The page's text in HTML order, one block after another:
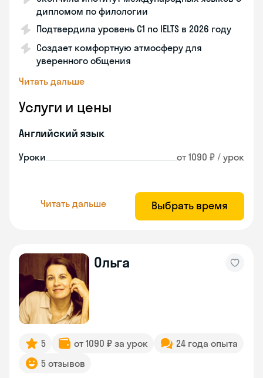
дипломом по филологии
Подтвердила уровень C1 по IELTS в 2026 году
Создает комфортную атмосферу для
уверенного общения
Читать дальше
Услуги и цены
Английский язык
Уроки от 1090 ₽ / урок
Читать дальше Выбрать время
Ольга
5 от 1090 ₽ за урок
24 года опыта
5 отзывов